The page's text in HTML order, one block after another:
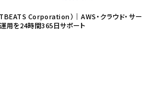
Corporation）｜AWS・クラウド・サー
用を24時間365日サポート